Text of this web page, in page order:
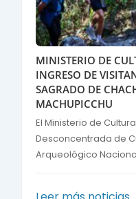
MINISTERIO DE
INGRESO DE
SAGRADO DE
MACHUPICCHU
El Ministerio de
Desconcentrada de
Arqueológico